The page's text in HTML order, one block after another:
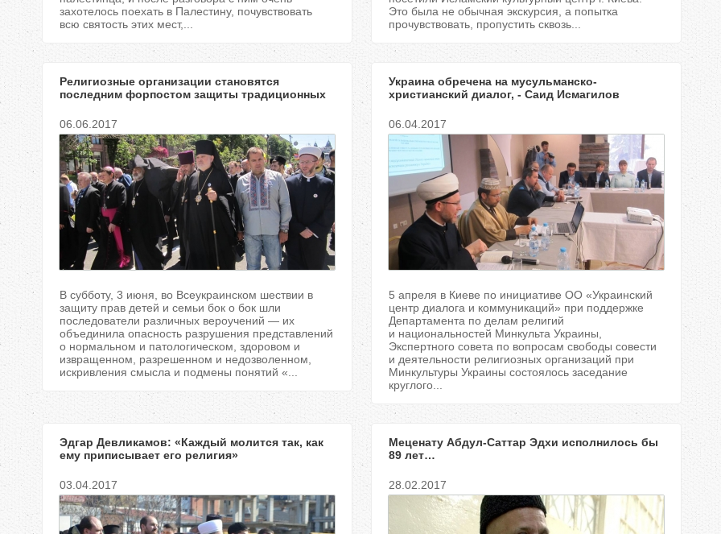
захотелось поехать в Палестину, почувствовать
всю святость этих мест,...
Это была не обычная экскурсия, а попытка
прочувствовать, пропустить сквозь...
Религиозные организации становятся
последним форпостом защиты традиционных
06.06.2017
В субботу, 3 июня, во Всеукраинском шествии в
защиту прав детей и семьи бок о бок шли
последователи различных вероучений — их
объединила опасность разрушения представлений
о нормальном и патологическом, здоровом и
извращенном, разрешенном и недозволенном,
искривления смысла и подмены понятий «...
Украина обречена на мусульманско-
христианский диалог, - Саид Исмагилов
06.04.2017
5 апреля в Киеве по инициативе ОО «Украинский
центр диалога и коммуникаций» при поддержке
Департамента по делам религий
и национальностей Минкульта Украины,
Экспертного совета по вопросам свободы совести
и деятельности религиозных организаций при
Минкультуры Украины состоялось заседание
круглого...
Эдгар Девликамов: «Каждый молится так, как
ему приписывает его религия»
03.04.2017
Меценату Абдул-Саттар Эдхи исполнилось бы
89 лет…
28.02.2017